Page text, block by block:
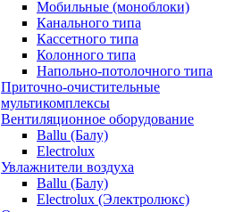
Мобильные (моноблоки)
Канального типа
Кассетного типа
Колонного типа
Напольно-потолочного типа
Приточно-очистительные
мультикомплексы
Вентиляционное оборудование
Ballu (Балу)
Electrolux
Увлажнители воздуха
Ballu (Балу)
Electrolux (Электролюкс)